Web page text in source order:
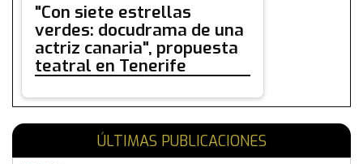
"Con siete estrellas
verdes: docudrama de una
actriz canaria", propuesta
teatral en Tenerife
ÚLTIMAS PUBLICACIONES